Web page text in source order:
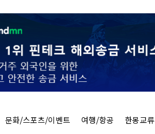
문화/스포츠/이벤트 여행/항공 한몽교류